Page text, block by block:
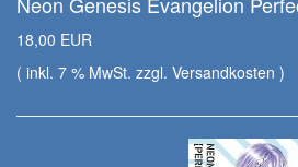
18,00 EUR
( inkl. 7 % MwSt. zzgl. Versandkosten )